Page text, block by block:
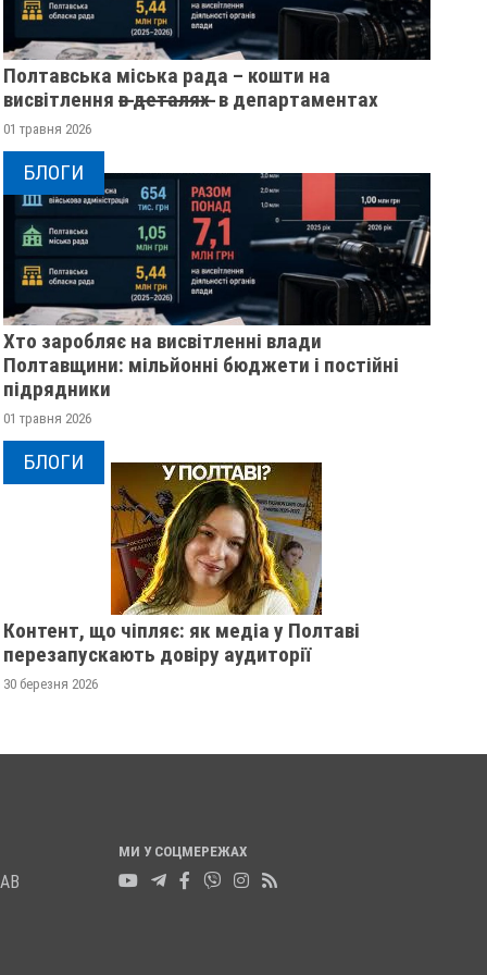
У ПОЛТАВСЬКІЙ ОБЛАСТІ
РОЗШУКУЮТЬ 82-РІЧНУ
ГАННУ МЕРКОТАН
МИХАЙЛА УДОДА
12 листопада 2025
Полтавська міська рада – кошти на
висвітлення в̶ ̶д̶е̶т̶а̶л̶я̶х̶ ̶ в департаментах
01 травня 2026
БЛОГИ
Хто заробляє на висвітленні влади
Полтавщини: мільйонні бюджети і постійні
підрядники
01 травня 2026
БЛОГИ
Контент, що чіпляє: як медіа у Полтаві
перезапускають довіру аудиторії
30 березня 2026
МИ У СОЦМЕРЕЖАХ